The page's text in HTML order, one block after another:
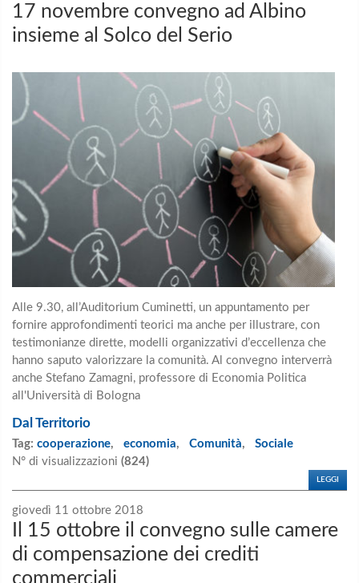
17 novembre convegno ad Albino
insieme al Solco del Serio
Alle 9.30, all’Auditorium Cuminetti, un appuntamento per
fornire approfondimenti teorici ma anche per illustrare, con
testimonianze dirette, modelli organizzativi d’eccellenza che
hanno saputo valorizzare la comunità. Al convegno interverrà
anche Stefano Zamagni, professore di Economia Politica
all'Università di Bologna
Dal Territorio
Tag: cooperazione, economia, Comunità, Sociale
N° di visualizzazioni (824)
LEGGI
giovedì 11 ottobre 2018
Il 15 ottobre il convegno sulle camere
di compensazione dei crediti
commerciali